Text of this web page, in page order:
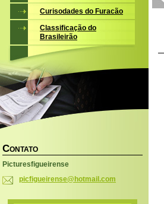
Curisodades do Furacão
Classificação do
Brasileirão
CONTATO
Picturesfigueirense
picfigueirense@hotmail.com